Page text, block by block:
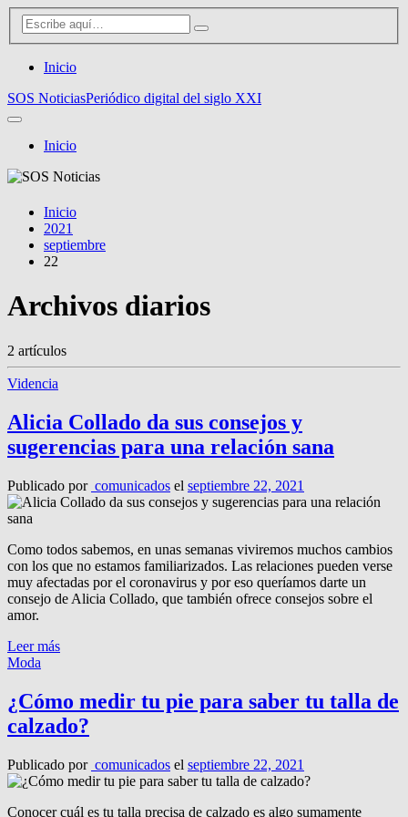
Inicio
SOS NoticiasPeriódico digital del siglo XXI
Inicio
Inicio
2021
septiembre
22
Archivos diarios
2 artículos
Videncia
Alicia Collado da sus consejos y
sugerencias para una relación sana
Publicado por comunicados el septiembre 22, 2021
Como todos sabemos, en unas semanas viviremos muchos cambios
con los que no estamos familiarizados. Las relaciones pueden verse
muy afectadas por el coronavirus y por eso queríamos darte un
consejo de Alicia Collado, que también ofrece consejos sobre el
amor.
Leer más
Moda
¿Cómo medir tu pie para saber tu talla de
calzado?
Publicado por comunicados el septiembre 22, 2021
Conocer cuál es tu talla precisa de calzado es algo sumamente